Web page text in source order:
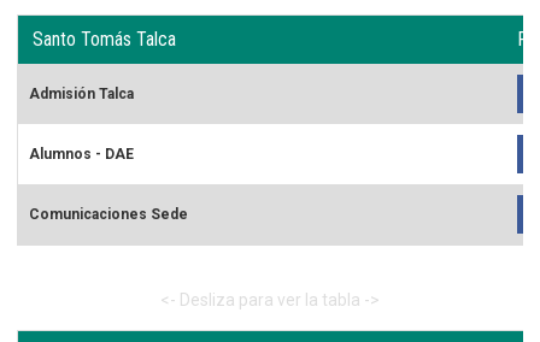
Santo Tomás Talca
Admisión Talca
Alumnos - DAE
Comunicaciones Sede